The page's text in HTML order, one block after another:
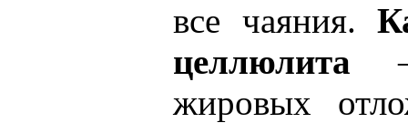
все чаяния.
целлюлита –
жировых